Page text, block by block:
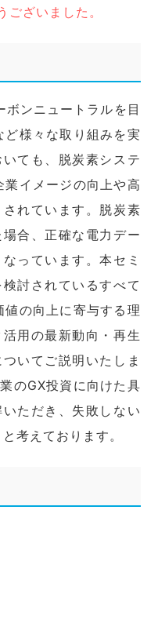
ございました。
ンニュートラルを目
様々な取り組みを実
ても、脱炭素システ
イメージの向上や高
れています。脱炭素
合、正確な電力デー
っています。本セミ
討されているすべて
の向上に寄与する理
用の最新動向・再生
いてご説明いたしま
のGX投資に向けた具
ただき、失敗しない
考えております。